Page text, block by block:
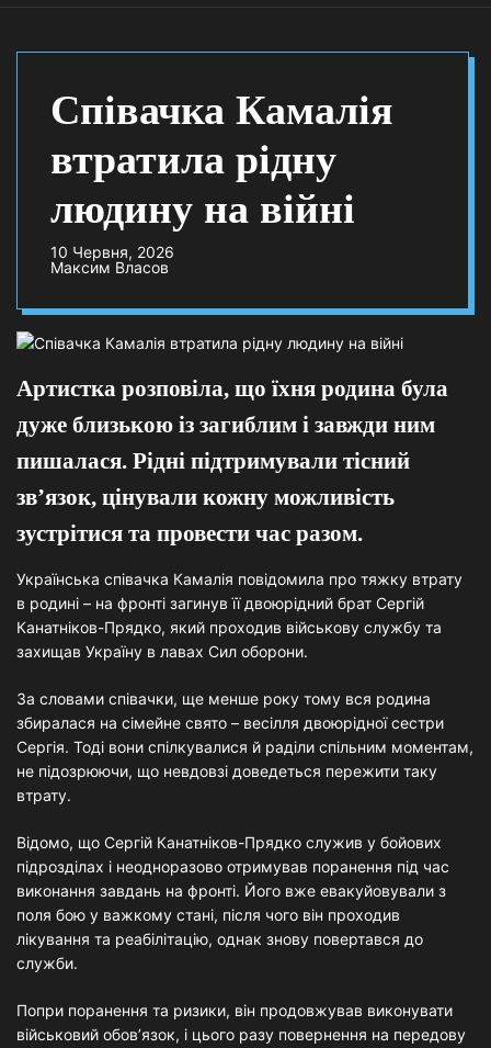
Співачка Камалія
втратила рідну
людину на війні
10 Червня, 2026
Максим Власов
Артистка розповіла, що їхня родина була
дуже близькою із загиблим і завжди ним
пишалася. Рідні підтримували тісний
зв’язок, цінували кожну можливість
зустрітися та провести час разом.
Українська співачка Камалія повідомила про тяжку втрату
в родині – на фронті загинув її двоюрідний брат Сергій
Канатніков-Прядко, який проходив військову службу та
захищав Україну в лавах Сил оборони.
За словами співачки, ще менше року тому вся родина
збиралася на сімейне свято – весілля двоюрідної сестри
Сергія. Тоді вони спілкувалися й раділи спільним моментам,
не підозрюючи, що невдовзі доведеться пережити таку
втрату.
Відомо, що Сергій Канатніков-Прядко служив у бойових
підрозділах і неодноразово отримував поранення під час
виконання завдань на фронті. Його вже евакуйовували з
поля бою у важкому стані, після чого він проходив
лікування та реабілітацію, однак знову повертався до
служби.
Попри поранення та ризики, він продовжував виконувати
військовий обов’язок, і цього разу повернення на передову